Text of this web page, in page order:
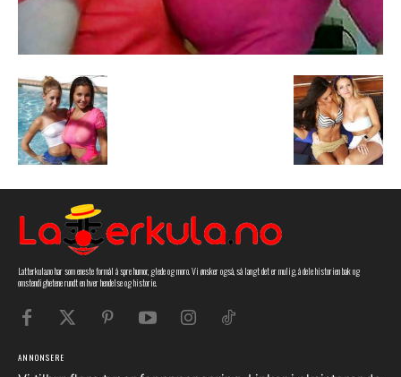
Latterkula.no har som eneste formål å spre humor, glede og moro. Vi ønsker også, så langt det er mulig, å dele historien bak og
omstendighetene rundt en hver hendelse og historie.
ANNONSERE